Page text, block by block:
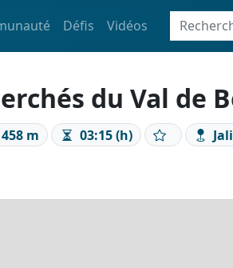
Défis Vidéos
du Val de
458 m 03:15 (h)